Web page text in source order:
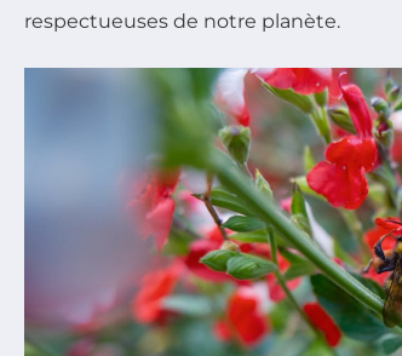
respectueuses de notre planète.